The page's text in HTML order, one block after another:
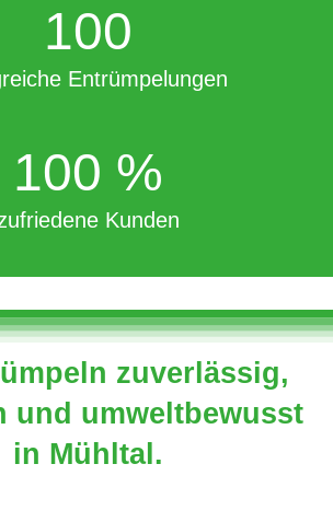
100
Entrümpelungen
100 %
Kunden
zuverlässig,
und umweltbewusst
in Mühltal.